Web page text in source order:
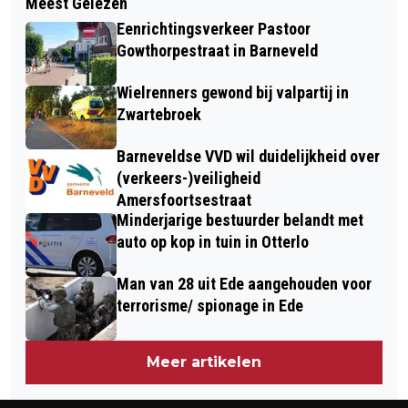
MUUR VAN MUSSERT EN OMGEVING
MILIEU- EN NATUURORGANISATIES
ROEPEN POLITIEK OP TE INVESTEREN
IN NATUUR
Eenrichtingsverkeer Pastoor
Gowthorpestraat in Barneveld
Wielrenners gewond bij valpartij in
Zwartebroek
Barneveldse VVD wil duidelijkheid over
(verkeers-)veiligheid
Amersfoortsestraat
Minderjarige bestuurder belandt met
auto op kop in tuin in Otterlo
Man van 28 uit Ede aangehouden voor
terrorisme/ spionage in Ede
Meer artikelen